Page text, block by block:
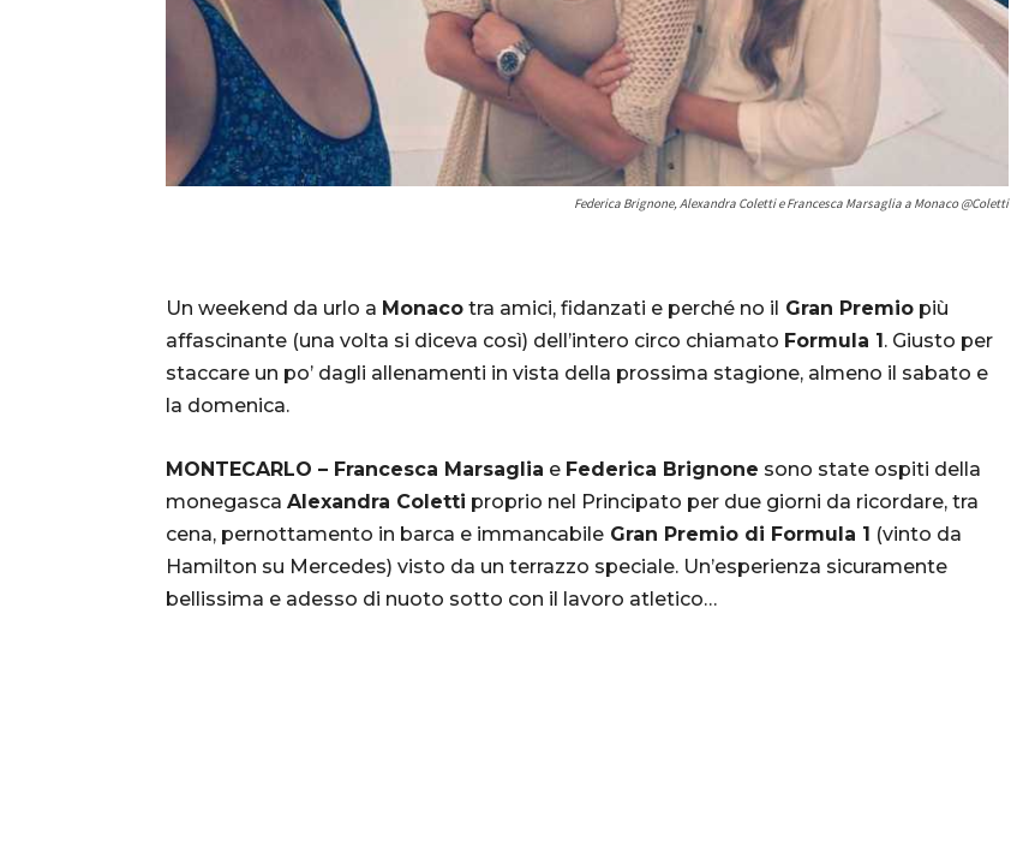
Federica Brignone, Alexandra Coletti e Francesca Marsaglia a Monaco @Coletti
Un weekend da urlo a Monaco tra amici, fidanzati e perché no il Gran Premio più
affascinante (una volta si diceva così) dell’intero circo chiamato Formula 1. Giusto per
staccare un po’ dagli allenamenti in vista della prossima stagione, almeno il sabato e
la domenica.
MONTECARLO – Francesca Marsaglia e Federica Brignone sono state ospiti della
monegasca Alexandra Coletti proprio nel Principato per due giorni da ricordare, tra
cena, pernottamento in barca e immancabile Gran Premio di Formula 1 (vinto da
Hamilton su Mercedes) visto da un terrazzo speciale. Un’esperienza sicuramente
bellissima e adesso di nuoto sotto con il lavoro atletico…